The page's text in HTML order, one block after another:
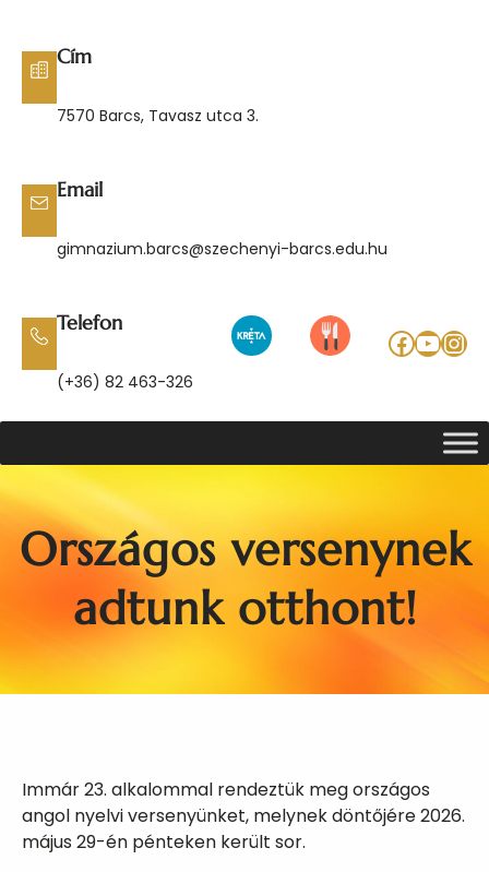
tartalomhoz
Cím
7570 Barcs, Tavasz utca 3.
Email
gimnazium.barcs@szechenyi-barcs.edu.hu
Telefon
(+36) 82 463-326
Országos versenynek
adtunk otthont!
Immár 23. alkalommal rendeztük meg országos
angol nyelvi versenyünket, melynek döntőjére 2026.
május 29-én pénteken került sor.